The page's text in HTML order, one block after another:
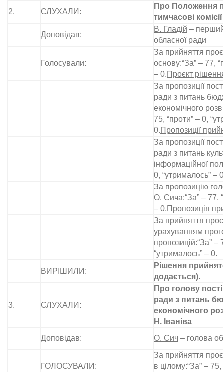
2. СЛУХАЛИ:
Про Положення
тимчасові
Доповідав:
В. Гладій –
обласної ради
Голосували:
За прийняття
основу:“За” – 77,
– 0.Проєкт
За пропозиції
ради з питань
економічного
75, “проти” – 0,
0.Пропозиції
За пропозиції
ради з питань
інформаційної
0, “утрималось” –
За пропозицію
О. Сича:“За” – 77,
– 0.Пропозиція
За прийняття
урахуванням
пропозицій:“За” –
“утрималось” – 0.
ВИРІШИЛИ:
Рішення
додається).
3. СЛУХАЛИ:
Про голову
ради з питань
економічного
Н. Іваніва
Доповідав:
О. Сич – голова
ГОЛОСУВАЛИ:
За прийняття
в цілому:“За” – 75,